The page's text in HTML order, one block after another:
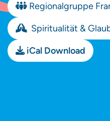
Regionalgruppe
Spiritualität &
iCal Download